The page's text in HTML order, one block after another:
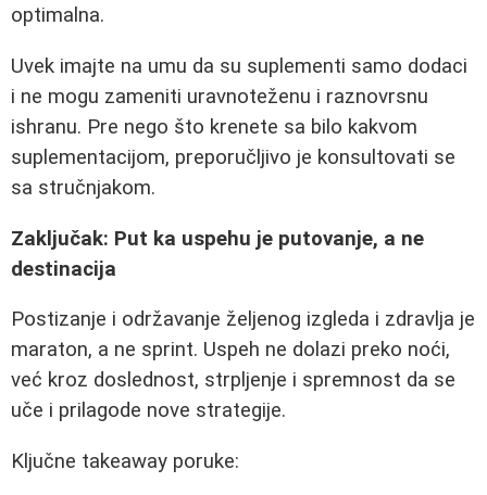
optimalna.
Uvek imajte na umu da su suplementi samo dodaci
i ne mogu zameniti uravnoteženu i raznovrsnu
ishranu. Pre nego što krenete sa bilo kakvom
suplementacijom, preporučljivo je konsultovati se
sa stručnjakom.
Zaključak: Put ka uspehu je putovanje, a ne
destinacija
Postizanje i održavanje željenog izgleda i zdravlja je
maraton, a ne sprint. Uspeh ne dolazi preko noći,
već kroz doslednost, strpljenje i spremnost da se
uče i prilagode nove strategije.
Ključne takeaway poruke: